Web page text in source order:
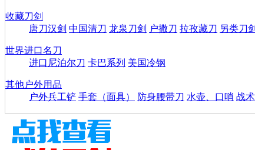
收藏刀剑
唐刀汉剑 中国清刀 龙泉刀剑 户撒刀 拉孜藏刀 另类刀剑
世界进口名刀
进口尼泊尔刀 卡巴系列 美国冷钢
其他户外用品
户外兵工铲 手套（面具） 防身腰带刀 水壶、口哨 战